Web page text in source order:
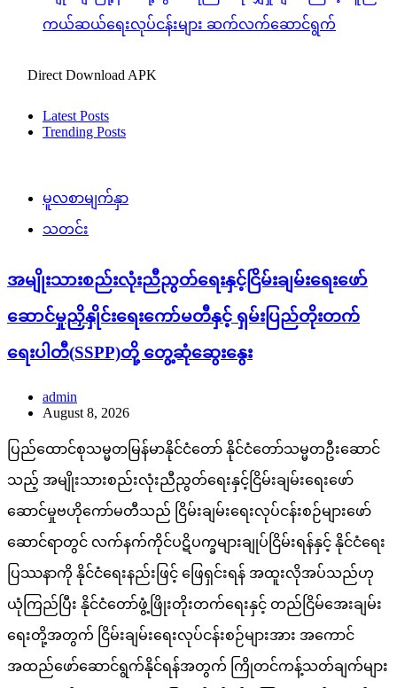
ကယ်ဆယ်ရေးလုပ်ငန်းများ ဆက်လက်ဆောင်ရွက်
Direct Download APK
Latest Posts
Trending Posts
မူလစာမျက်နှာ
သတင်း
အမျိုးသားစည်းလုံးညီညွတ်ရေးနှင့်ငြိမ်းချမ်းရေးဖော်
ဆောင်မှုညှိနှိုင်းရေးကော်မတီနှင့် ရှမ်းပြည်တိုးတက်
ရေးပါတီ(SSPP)တို့ တွေ့ဆုံဆွေးနွေး
admin
August 8, 2026
ပြည်ထောင်စုသမ္မတမြန်မာနိုင်ငံတော် နိုင်ငံတော်သမ္မတဦးဆောင်
သည့် အမျိုးသားစည်းလုံးညီညွတ်ရေးနှင့်ငြိမ်းချမ်းရေးဖော်
ဆောင်မှုဗဟိုကော်မတီသည် ငြိမ်းချမ်းရေးလုပ်ငန်းစဉ်များဖော်
ဆောင်ရာတွင် လက်နက်ကိုင်ပဋိပက္ခများချုပ်ငြိမ်းရန်နှင့် နိုင်ငံရေး
ပြဿနာကို နိုင်ငံရေးနည်းဖြင့် ဖြေရှင်းရန် အထူးလိုအပ်သည်ဟု
ယုံကြည်ပြီး နိုင်ငံတော်ဖွံ့ဖြိုးတိုးတက်ရေးနှင့် တည်ငြိမ်အေးချမ်း
ရေးတို့အတွက် ငြိမ်းချမ်းရေးလုပ်ငန်းစဉ်များအား အကောင်
အထည်ဖော်ဆောင်ရွက်နိုင်ရန်အတွက် ကြိုတင်ကန့်သတ်ချက်များ